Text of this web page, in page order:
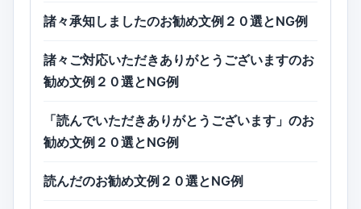
諸々承知しましたのお勧め文例２０選とNG例
諸々ご対応いただきありがとうございますのお
勧め文例２０選とNG例
「読んでいただきありがとうございます」のお
勧め文例２０選とNG例
読んだのお勧め文例２０選とNG例